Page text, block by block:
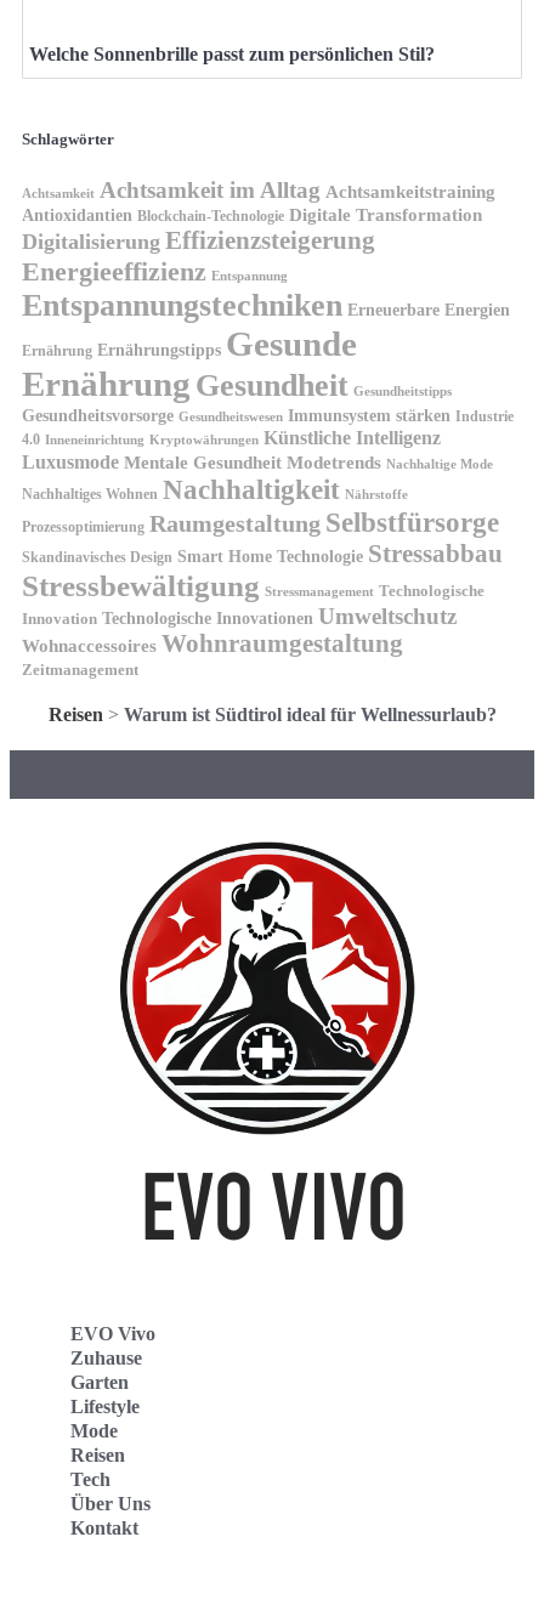
Welche Sonnenbrille passt zum persönlichen Stil?
Schlagwörter
Achtsamkeit Achtsamkeit im Alltag Achtsamkeitstraining
Antioxidantien Blockchain-Technologie Digitale Transformation
Digitalisierung Effizienzsteigerung
Energieeffizienz Entspannung
Entspannungstechniken Erneuerbare Energien
Ernährung Ernährungstipps Gesunde
Ernährung Gesundheit Gesundheitstipps
Gesundheitsvorsorge Gesundheitswesen Immunsystem stärken Industrie
4.0 Inneneinrichtung Kryptowährungen Künstliche Intelligenz
Luxusmode Mentale Gesundheit Modetrends Nachhaltige Mode
Nachhaltiges Wohnen Nachhaltigkeit Nährstoffe
Prozessoptimierung Raumgestaltung Selbstfürsorge
Skandinavisches Design Smart Home Technologie Stressabbau
Stressbewältigung Stressmanagement Technologische
Innovation Technologische Innovationen Umweltschutz
Wohnaccessoires Wohnraumgestaltung
Zeitmanagement
Reisen > Warum ist Südtirol ideal für Wellnessurlaub?
EVO Vivo
Zuhause
Garten
Lifestyle
Mode
Reisen
Tech
Über Uns
Kontakt